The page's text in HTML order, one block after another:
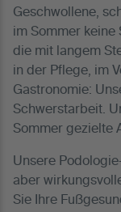
Geschwollene,
im Sommer keine
die mit langem
in der Pflege, im
Gastronomie:
Schwerstarbeit.
Sommer gezielte
Unsere
aber
Sie Ihre